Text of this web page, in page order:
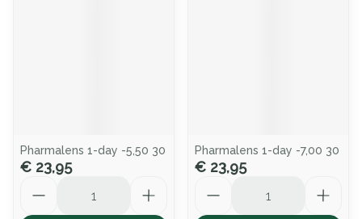
Pharmalens 1-day -5,50 30
€ 23,95
Pharmalens 1-day -7,00 30
€ 23,95